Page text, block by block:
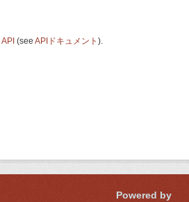
API (see APIドキュメント ).
Powered by